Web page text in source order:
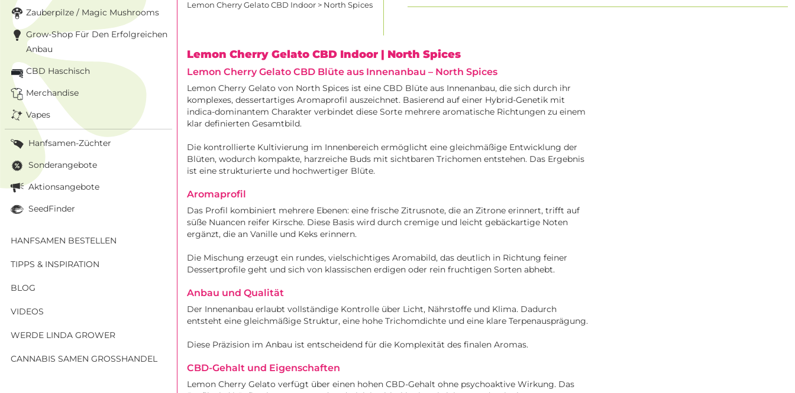
Lemon Cherry Gelato CBD Indoor > North Spices
Lemon Cherry Gelato CBD Indoor | North Spices
Lemon Cherry Gelato CBD Blüte aus Innenanbau – North Spices
Lemon Cherry Gelato von North Spices ist eine CBD Blüte aus Innenanbau, die sich durch ihr
komplexes, dessertartiges Aromaprofil auszeichnet. Basierend auf einer Hybrid-Genetik mit
indica-dominantem Charakter verbindet diese Sorte mehrere aromatische Richtungen zu einem
klar definierten Gesamtbild.
Die kontrollierte Kultivierung im Innenbereich ermöglicht eine gleichmäßige Entwicklung der
Blüten, wodurch kompakte, harzreiche Buds mit sichtbaren Trichomen entstehen. Das Ergebnis
ist eine strukturierte und hochwertiger Blüte.
Aromaprofil
Das Profil kombiniert mehrere Ebenen: eine frische Zitrusnote, die an Zitrone erinnert, trifft auf
süße Nuancen reifer Kirsche. Diese Basis wird durch cremige und leicht gebäckartige Noten
ergänzt, die an Vanille und Keks erinnern.
Die Mischung erzeugt ein rundes, vielschichtiges Aromabild, das deutlich in Richtung feiner
Dessertprofile geht und sich von klassischen erdigen oder rein fruchtigen Sorten abhebt.
Anbau und Qualität
Der Innenanbau erlaubt vollständige Kontrolle über Licht, Nährstoffe und Klima. Dadurch
entsteht eine gleichmäßige Struktur, eine hohe Trichomdichte und eine klare Terpenausprägung.
Diese Präzision im Anbau ist entscheidend für die Komplexität des finalen Aromas.
CBD-Gehalt und Eigenschaften
Lemon Cherry Gelato verfügt über einen hohen CBD-Gehalt ohne psychoaktive Wirkung. Das
Zauberpilze / Magic Mushrooms
Grow-Shop Für Den Erfolgreichen
Anbau
CBD Haschisch
Merchandise
Vapes
Hanfsamen-Züchter
Sonderangebote
Aktionsangebote
SeedFinder
HANFSAMEN BESTELLEN
TIPPS & INSPIRATION
BLOG
VIDEOS
WERDE LINDA GROWER
CANNABIS SAMEN GROSSHANDEL